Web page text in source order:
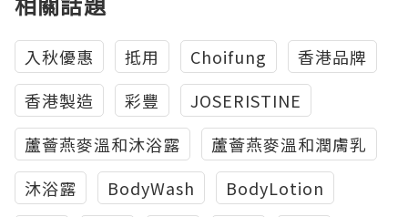
入秋優惠 抵用 Choifung
香港品牌
香港製造
彩豐
JOSERISTINE
蘆薈燕麥溫和沐浴露
蘆薈燕麥溫和潤膚乳
沐浴露
BodyWash
BodyLotion